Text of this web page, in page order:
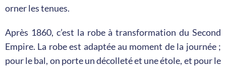
orner les tenues.
Après 1860, c’est la robe à transformation du Second
Empire. La robe est adaptée au moment de la journée ;
pour le bal, on porte un décolleté et une étole, et pour le